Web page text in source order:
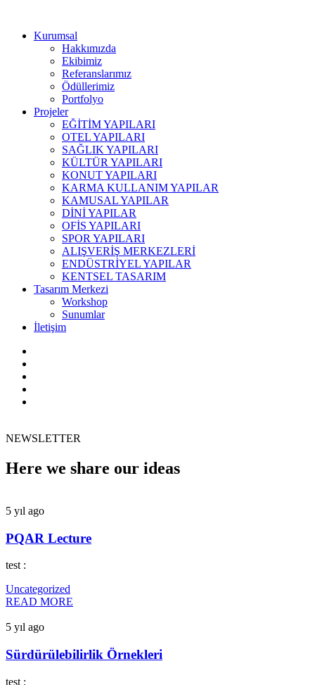
Kurumsal
Hakkımızda
Ekibimiz
Referanslarımız
Ödüllerimiz
Portfolyo
Projeler
EĞİTİM YAPILARI
OTEL YAPILARI
SAĞLIK YAPILARI
KÜLTÜR YAPILARI
KONUT YAPILARI
KARMA KULLANIM YAPILAR
KAMUSAL YAPILAR
DİNİ YAPILAR
OFİS YAPILARI
SPOR YAPILARI
ALIŞVERİŞ MERKEZLERİ
ENDÜSTRİYEL YAPILAR
KENTSEL TASARIM
Tasarım Merkezi
Workshop
Sunumlar
İletişim
NEWSLETTER
Here we share our ideas
5 yıl ago
PQAR Lecture
test :
Uncategorized
READ MORE
5 yıl ago
Sürdürülebilirlik Örnekleri
test :